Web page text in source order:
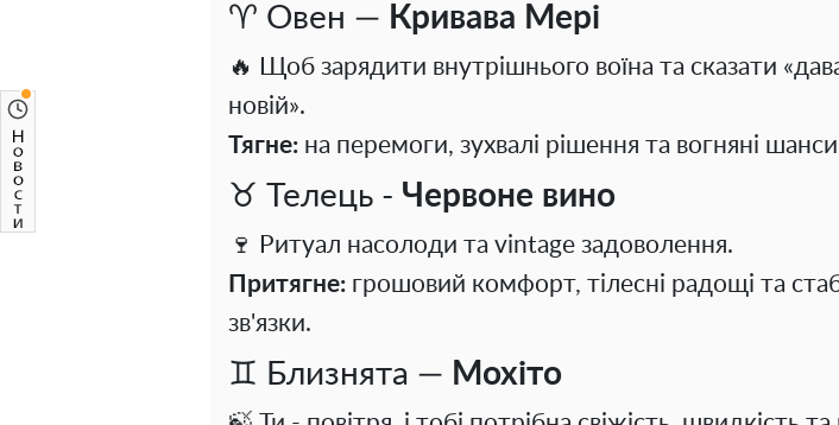
♈ Овен — Кривава Мері
🔥 Щоб зарядити внутрішнього воїна та сказати
новій».
Тягне: на перемоги, зухвалі рішення та вогняні
♉ Телець - Червоне вино
🍷 Ритуал насолоди та vintage задоволення.
Притягне: грошовий комфорт, тілесні радощі та
зв'язки.
♊ Близнята — Мохіто